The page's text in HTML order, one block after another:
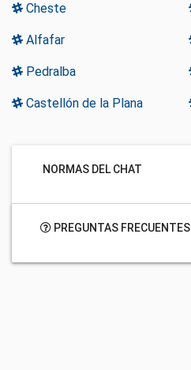
Cheste
Alfafar
Pedralba
Castellón de la Plana
NORMAS DEL CHAT
PREGUNTAS FRECUENTES